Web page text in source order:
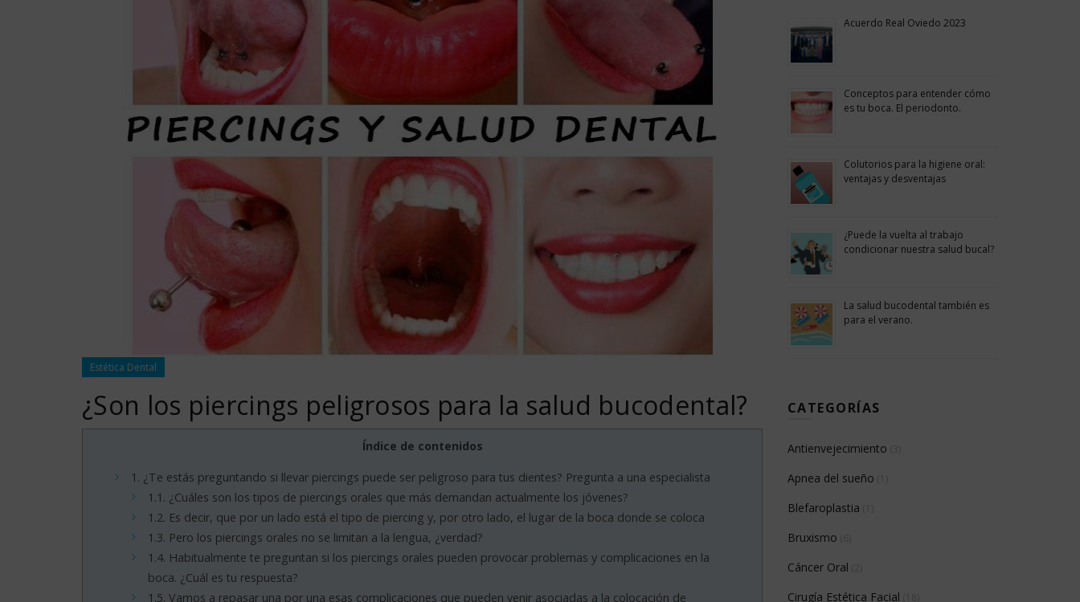
Estética Dental
¿Son los piercings peligrosos para la salud bucodental?
Índice de contenidos
1. ¿Te estás preguntando si llevar piercings puede ser peligroso para tus dientes? Pregunta a una especialista
1.1. ¿Cuáles son los tipos de piercings orales que más demandan actualmente los jóvenes?
1.2. Es decir, que por un lado está el tipo de piercing y, por otro lado, el lugar de la boca donde se coloca
1.3. Pero los piercings orales no se limitan a la lengua, ¿verdad?
1.4. Habitualmente te preguntan si los piercings orales pueden provocar problemas y complicaciones en la
boca. ¿Cuál es tu respuesta?
1.5. Vamos a repasar una por una esas complicaciones que pueden venir asociadas a la colocación de
Acuerdo Real Oviedo 2023
Conceptos para entender cómo
es tu boca. El periodonto.
Colutorios para la higiene oral:
ventajas y desventajas
¿Puede la vuelta al trabajo
condicionar nuestra salud bucal?
La salud bucodental también es
para el verano.
CATEGORÍAS
Antienvejecimiento
Apnea del sueño
Blefaroplastia
Bruxismo
Cáncer Oral
Cirugía Estética Facial